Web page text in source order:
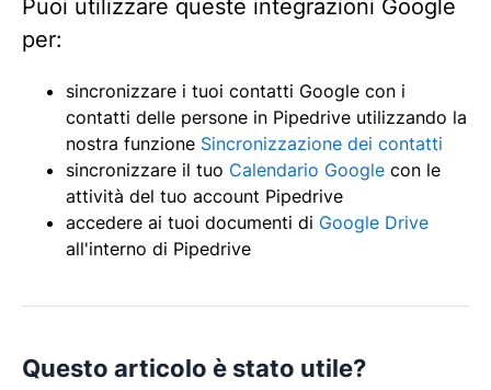
Puoi utilizzare queste integrazioni Google
per:
sincronizzare i tuoi contatti Google con i
contatti delle persone in Pipedrive utilizzando la
nostra funzione Sincronizzazione dei contatti
sincronizzare il tuo Calendario Google con le
attività del tuo account Pipedrive
accedere ai tuoi documenti di Google Drive
all'interno di Pipedrive
Questo articolo è stato utile?